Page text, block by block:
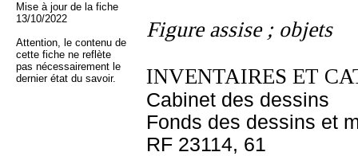
Mise à jour de la fiche
13/10/2022
Attention, le contenu de
cette fiche ne reflète
pas nécessairement le
dernier état du savoir.
Figure assise ; objets
INVENTAIRES ET
Cabinet des dessins
Fonds des dessins et
RF 23114, 61